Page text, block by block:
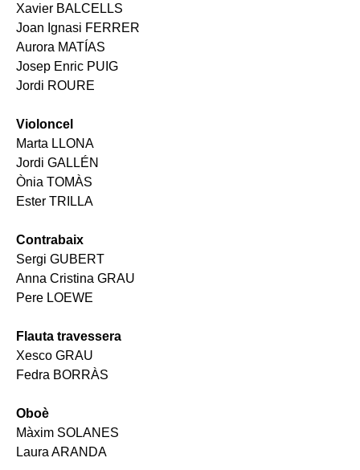
Xavier BALCELLS
Joan Ignasi FERRER
Aurora MATÍAS
Josep Enric PUIG
Jordi ROURE
Violoncel
Marta LLONA
Jordi GALLÉN
Ònia TOMÀS
Ester TRILLA
Contrabaix
Sergi GUBERT
Anna Cristina GRAU
Pere LOEWE
Flauta travessera
Xesco GRAU
Fedra BORRÀS
Oboè
Màxim SOLANES
Laura ARANDA